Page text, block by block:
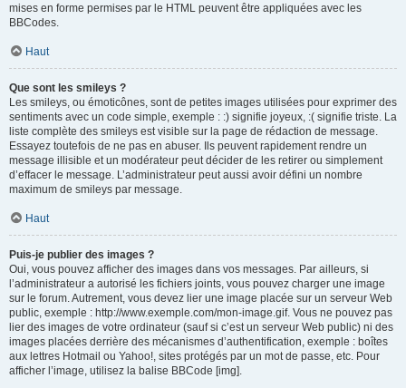
mises en forme permises par le HTML peuvent être appliquées avec les
BBCodes.
Haut
Que sont les smileys ?
Les smileys, ou émoticônes, sont de petites images utilisées pour exprimer des
sentiments avec un code simple, exemple : :) signifie joyeux, :( signifie triste. La
liste complète des smileys est visible sur la page de rédaction de message.
Essayez toutefois de ne pas en abuser. Ils peuvent rapidement rendre un
message illisible et un modérateur peut décider de les retirer ou simplement
d’effacer le message. L’administrateur peut aussi avoir défini un nombre
maximum de smileys par message.
Haut
Puis-je publier des images ?
Oui, vous pouvez afficher des images dans vos messages. Par ailleurs, si
l’administrateur a autorisé les fichiers joints, vous pouvez charger une image
sur le forum. Autrement, vous devez lier une image placée sur un serveur Web
public, exemple : http://www.exemple.com/mon-image.gif. Vous ne pouvez pas
lier des images de votre ordinateur (sauf si c’est un serveur Web public) ni des
images placées derrière des mécanismes d’authentification, exemple : boîtes
aux lettres Hotmail ou Yahoo!, sites protégés par un mot de passe, etc. Pour
afficher l’image, utilisez la balise BBCode [img].